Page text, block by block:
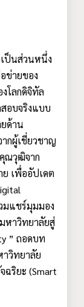
ป็นส่วนหนึ่ง
ข่ายของ
โลกดิจิทัล
อบจริงแบบ
ด้าน
ากผู้เชี่ยวชาญ
ณวุฒิจาก
ย เพื่ออัปเดต
มแชร์มุมมอง
หาวิทยาลัยสู่
” ถอดบท
วิทยาลัย
ริยะ (Smart